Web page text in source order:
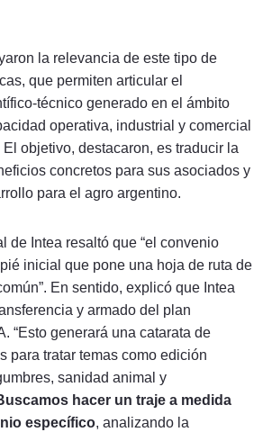
la relevancia de este tipo de
que permiten articular el
técnico generado en el ámbito
operativa, industrial y comercial
objetivo, destacaron, es traducir la
concretos para sus asociados y
para el agro argentino.
de Intea resaltó que “el convenio
inicial que pone una hoja de ruta de
En sentido, explicó que Intea
y armado del plan
“Esto generará una catarata de
para tratar temas como edición
sanidad animal y
hacer un traje a medida
específico, analizando la